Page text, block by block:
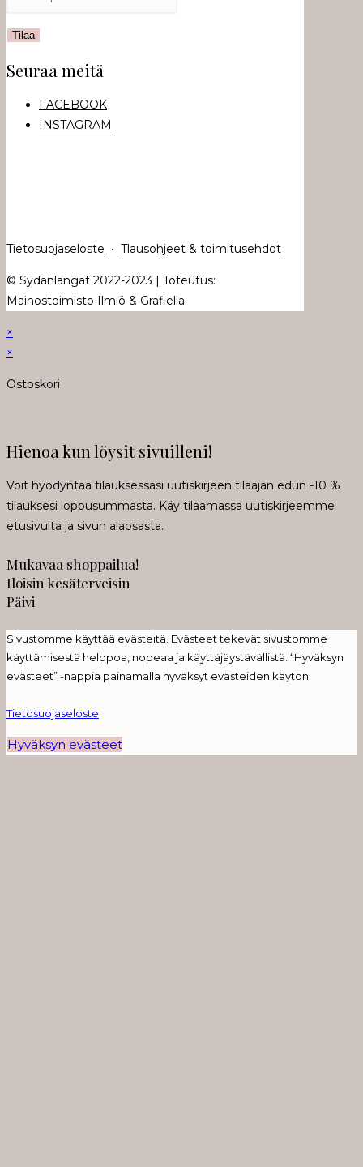
Seuraa meitä
FACEBOOK
INSTAGRAM
Tietosuojaseloste • Tlausohjeet & toimitusehdot
© Sydänlangat 2022-2023 | Toteutus:
Mainostoimisto Ilmiö & Grafiella
×
×
Ostoskori
Hienoa kun löysit sivuilleni!
Voit hyödyntää tilauksessasi uutiskirjeen tilaajan edun -10 %
tilauksesi loppusummasta. Käy tilaamassa uutiskirjeemme
etusivulta ja sivun alaosasta.
Mukavaa shoppailua!
Iloisin kesäterveisin
Päivi
Sivustomme käyttää evästeitä. Evästeet tekevät sivustomme
käyttämisestä helppoa, nopeaa ja käyttäjäystävällistä. “Hyväksyn
evästeet” -nappia painamalla hyväksyt evästeiden käytön.
Tietosuojaseloste
Hyväksyn evästeet